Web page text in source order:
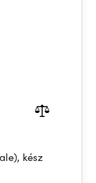
kész